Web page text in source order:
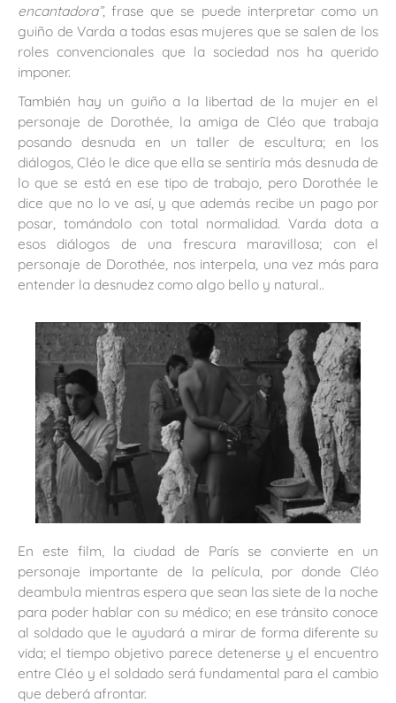
encantadora”, frase que se puede interpretar como un
guiño de Varda a todas esas mujeres que se salen de los
roles convencionales que la sociedad nos ha querido
imponer.
También hay un guiño a la libertad de la mujer en el
personaje de Dorothée, la amiga de Cléo que trabaja
posando desnuda en un taller de escultura; en los
diálogos, Cléo le dice que ella se sentiría más desnuda de
lo que se está en ese tipo de trabajo, pero Dorothée le
dice que no lo ve así, y que además recibe un pago por
posar, tomándolo con total normalidad. Varda dota a
esos diálogos de una frescura maravillosa; con el
personaje de Dorothée, nos interpela, una vez más para
entender la desnudez como algo bello y natural..
En este film, la ciudad de París se convierte en un
personaje importante de la película, por donde Cléo
deambula mientras espera que sean las siete de la noche
para poder hablar con su médico; en ese tránsito conoce
al soldado que le ayudará a mirar de forma diferente su
vida; el tiempo objetivo parece detenerse y el encuentro
entre Cléo y el soldado será fundamental para el cambio
que deberá afrontar.